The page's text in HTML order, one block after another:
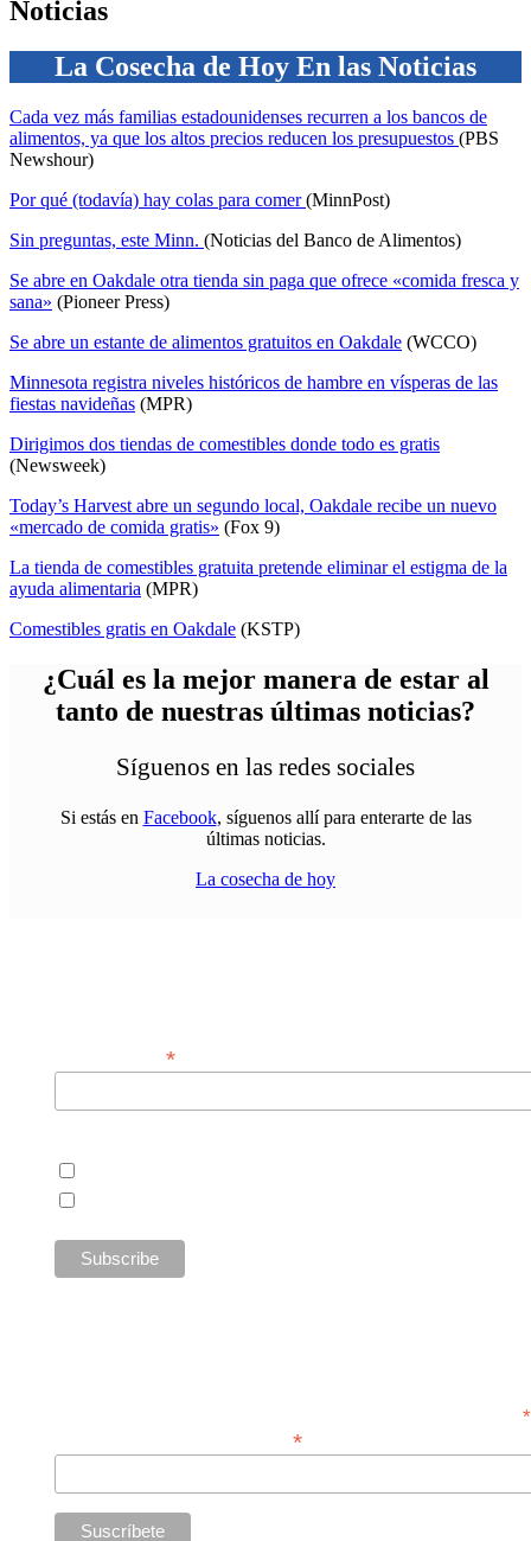
Noticias
La Cosecha de Hoy En las Noticias
Cada vez más familias estadounidenses recurren a los bancos de
alimentos, ya que los altos precios reducen los presupuestos (PBS
Newshour)
Por qué (todavía) hay colas para comer(MinnPost)
Sin preguntas, este Minn. (Noticias del Banco de Alimentos)
Se abre en Oakdale otra tienda sin paga que ofrece «comida fresca y
sana» (Pioneer Press)
Se abre un estante de alimentos gratuitos en Oakdale (WCCO)
Minnesota registra niveles históricos de hambre en vísperas de las
fiestas navideñas (MPR)
Dirigimos dos tiendas de comestibles donde todo es gratis
(Newsweek)
Today’s Harvest abre un segundo local, Oakdale recibe un nuevo
«mercado de comida gratis» (Fox 9)
La tienda de comestibles gratuita pretende eliminar el estigma de la
ayuda alimentaria (MPR)
Comestibles gratis en Oakdale (KSTP)
¿Cuál es la mejor manera de estar al
tanto de nuestras últimas noticias?
Síguenos en las redes sociales
Si estás en Facebook, síguenos allí para enterarte de las
últimas noticias.
La cosecha de hoy
*
*
*